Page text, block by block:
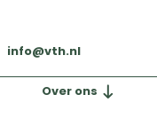
info@vth.nl
Over ons